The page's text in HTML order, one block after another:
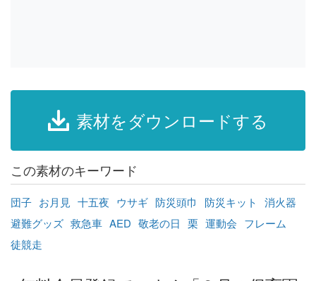
素材をダウンロードする
この素材のキーワード
団子 お月見 十五夜 ウサギ 防災頭巾 防災キット
消火器
避難グッズ 救急車 AED 敬老の日 栗 運動会 フレーム
徒競走